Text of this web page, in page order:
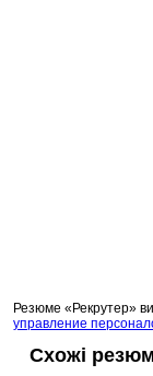
Резюме «Рекрутер»
управление
Схожі